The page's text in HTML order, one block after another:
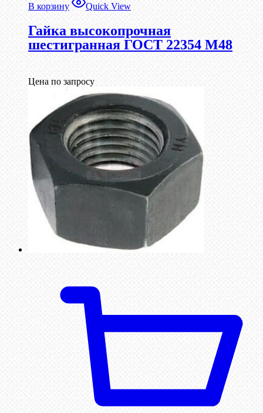
В корзину Quick View
Гайка высокопрочная
шестигранная ГОСТ 22354 М48
Цена по запросу